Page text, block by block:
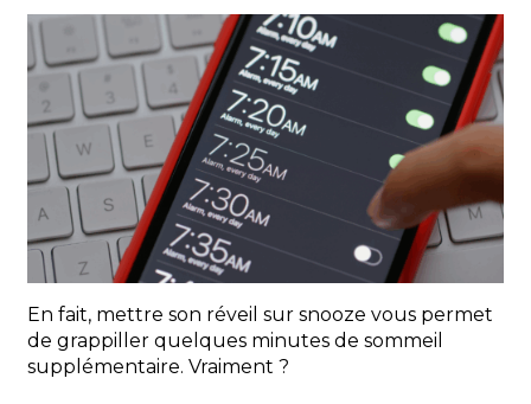
En fait, mettre son réveil sur snooze vous permet
de grappiller quelques minutes de sommeil
supplémentaire. Vraiment ?